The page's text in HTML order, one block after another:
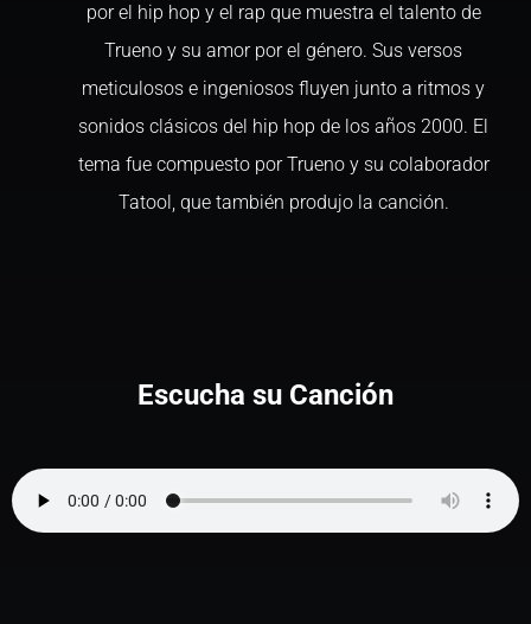
por el hip hop y el rap que muestra el talento de
Trueno y su amor por el género. Sus versos
meticulosos e ingeniosos fluyen junto a ritmos y
sonidos clásicos del hip hop de los años 2000. El
tema fue compuesto por Trueno y su colaborador
Tatool, que también produjo la canción.
Escucha su Canción